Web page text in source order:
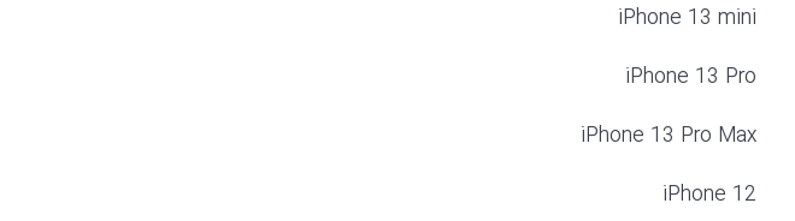
iPhone 13 mini
iPhone 13 Pro
iPhone 13 Pro Max
iPhone 12